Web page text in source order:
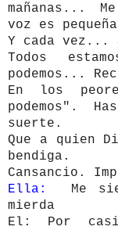
mañanas...
voz es
Y cada vez...
Todos
podemos...
En los
podemos".
suerte.
Que a quien
bendiga.
Cansancio.
Ella:
Me
mierda
El: Por casi